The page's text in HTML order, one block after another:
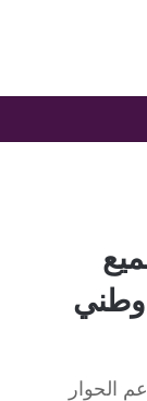
وطني
الحوار